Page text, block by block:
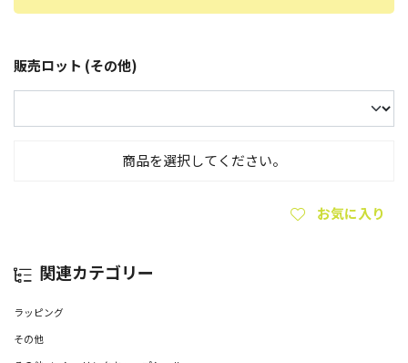
販売ロット (その他)
商品を選択してください。
お気に入り
関連カテゴリー
ラッピング
その他